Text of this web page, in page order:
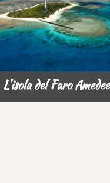
L’isola del Faro Amedee